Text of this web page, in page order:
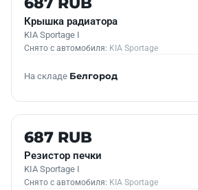
Крышка радиатора
KIA Sportage I
Снято с автомобиля: KIA Sportage
На складе Белгород
Б/У В НАЛИЧИИ
687 RUB
Резистор печки
KIA Sportage I
Снято с автомобиля: KIA Sportage